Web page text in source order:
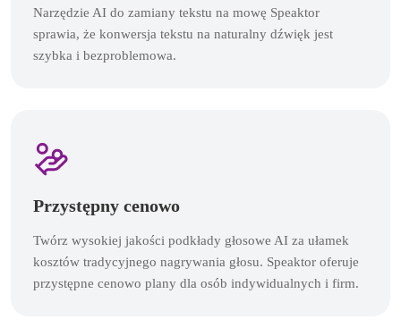
Narzędzie AI do zamiany tekstu na mowę Speaktor
sprawia, że konwersja tekstu na naturalny dźwięk jest
szybka i bezproblemowa.
Przystępny cenowo
Twórz wysokiej jakości podkłady głosowe AI za ułamek
kosztów tradycyjnego nagrywania głosu. Speaktor oferuje
przystępne cenowo plany dla osób indywidualnych i firm.